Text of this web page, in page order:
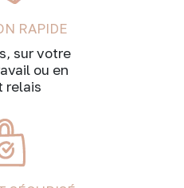
RAPIDE
sur votre
ou en
relais